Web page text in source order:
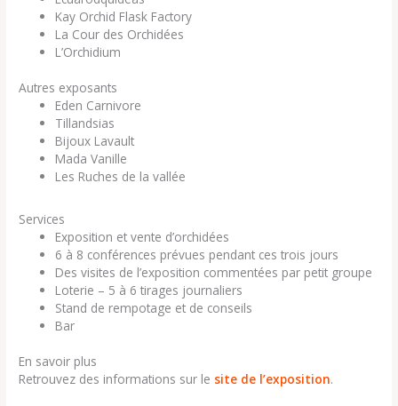
Kay Orchid Flask Factory
La Cour des Orchidées
L’Orchidium
Autres exposants
Eden Carnivore
Tillandsias
Bijoux Lavault
Mada Vanille
Les Ruches de la vallée
Services
Exposition et vente d’orchidées
6 à 8 conférences prévues pendant ces trois jours
Des visites de l’exposition commentées par petit groupe
Loterie – 5 à 6 tirages journaliers
Stand de rempotage et de conseils
Bar
En savoir plus
Retrouvez des informations sur le site de l’exposition.